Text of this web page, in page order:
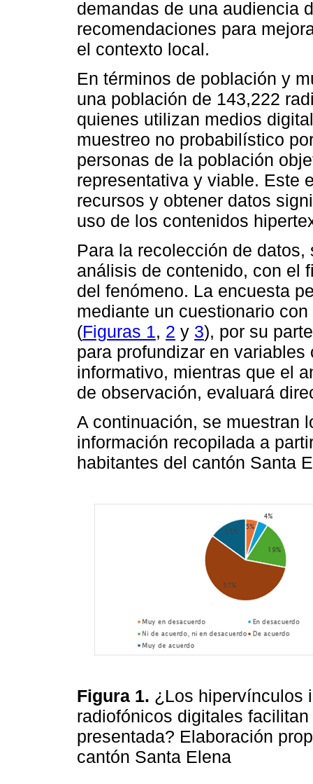
demandas de una audiencia
recomendaciones para
el contexto local.
En términos de población y
una población de 143,222
quienes utilizan medios
muestreo no probabilístico
personas de la población
representativa y viable. Este
recursos y obtener datos
uso de los contenidos
Para la recolección de
análisis de contenido, con el
del fenómeno. La encuesta
mediante un cuestionario
(Figuras 1, 2 y 3), por su
para profundizar en
informativo, mientras que el
de observación, evaluará
A continuación, se muestran
información recopilada a
habitantes del cantón Santa
Figura 1. ¿Los hipervínculos
radiofónicos digitales
presentada? Elaboración
cantón Santa Elena